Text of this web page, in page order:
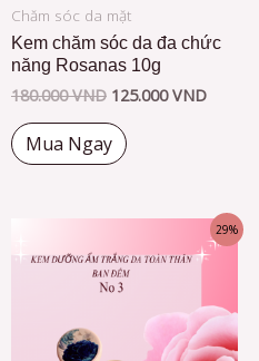
Chăm sóc da mặt
Kem chăm sóc da đa chức
năng Rosanas 10g
180.000VND 125.000VND
Mua Ngay
29%